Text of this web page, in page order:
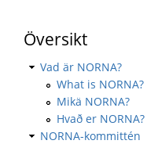
Översikt
Vad är NORNA?
What is NORNA?
Mikä NORNA?
Hvað er NORNA?
NORNA-kommittén